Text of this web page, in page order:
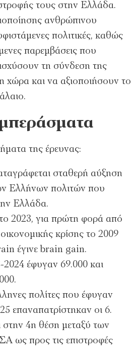
τους στην Ελλάδα.
ανθρώπινου
πολιτικές, καθώς
παρεμβάσεις που
τη σύνδεση της
χώρα και να αξιοποιήσουν το
της έρευνας:
σταθερή αύξηση
Ελλήνων πολιτών που
Ελλάδα.
2023, για πρώτη φορά από
κρίσης το 2009
έγινε brain gain.
2024 έφυγαν 69.000 και
πολίτες που έφυγαν
επαναπατρίστηκαν οι 6.
στην 4η θέση μεταξύ των
ως προς τις επιστροφές